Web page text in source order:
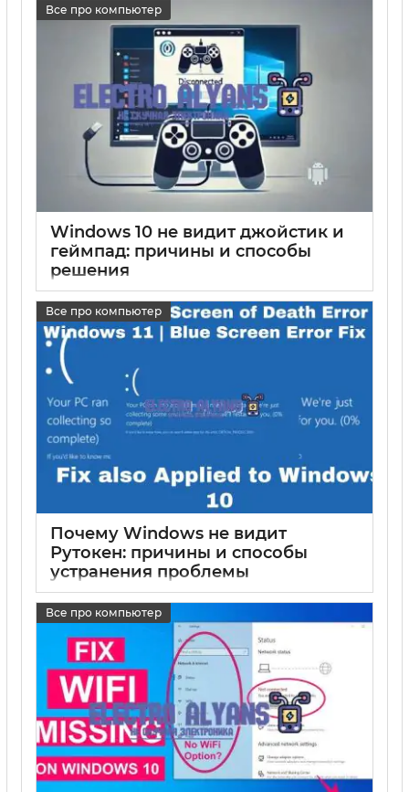
Все про компьютер
Windows 10 не видит джойстик и
геймпад: причины и способы
решения
Все про компьютер
Почему Windows не видит
Рутокен: причины и способы
устранения проблемы
Все про компьютер